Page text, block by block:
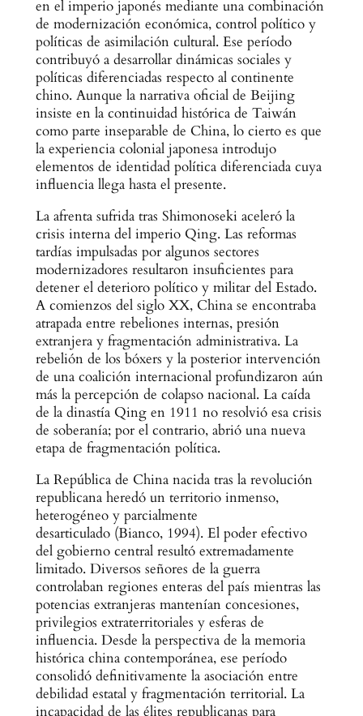
en el imperio japonés mediante una combinación
de modernización económica, control político y
políticas de asimilación cultural. Ese período
contribuyó a desarrollar dinámicas sociales y
políticas diferenciadas respecto al continente
chino. Aunque la narrativa oficial de Beijing
insiste en la continuidad histórica de Taiwán
como parte inseparable de China, lo cierto es que
la experiencia colonial japonesa introdujo
elementos de identidad política diferenciada cuya
influencia llega hasta el presente.
La afrenta sufrida tras Shimonoseki aceleró la
crisis interna del imperio Qing. Las reformas
tardías impulsadas por algunos sectores
modernizadores resultaron insuficientes para
detener el deterioro político y militar del Estado.
A comienzos del siglo XX, China se encontraba
atrapada entre rebeliones internas, presión
extranjera y fragmentación administrativa. La
rebelión de los bóxers y la posterior intervención
de una coalición internacional profundizaron aún
más la percepción de colapso nacional. La caída
de la dinastía Qing en 1911 no resolvió esa crisis
de soberanía; por el contrario, abrió una nueva
etapa de fragmentación política.
La República de China nacida tras la revolución
republicana heredó un territorio inmenso,
heterogéneo y parcialmente
desarticulado (Bianco, 1994). El poder efectivo
del gobierno central resultó extremadamente
limitado. Diversos señores de la guerra
controlaban regiones enteras del país mientras las
potencias extranjeras mantenían concesiones,
privilegios extraterritoriales y esferas de
influencia. Desde la perspectiva de la memoria
histórica china contemporánea, ese período
consolidó definitivamente la asociación entre
debilidad estatal y fragmentación territorial. La
incapacidad de las élites republicanas para